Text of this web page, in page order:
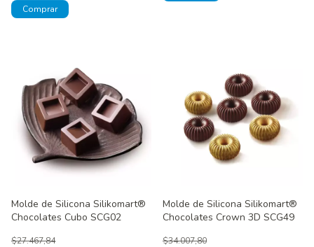
Molde de Silicona Silikomart®
Chocolates Cubo SCG02
$27.467,84
Molde de Silicona Silikomart®
Chocolates Crown 3D SCG49
$34.007,80